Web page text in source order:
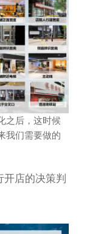
之后，这时候
我们需要做的
店的决策判